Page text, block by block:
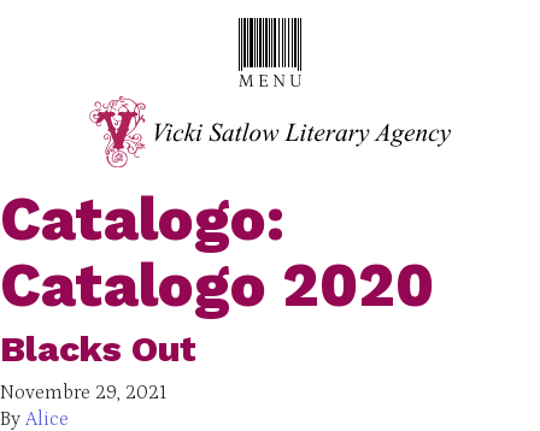
Catalogo:
Catalogo 2020
Blacks Out
Novembre 29, 2021
By Alice